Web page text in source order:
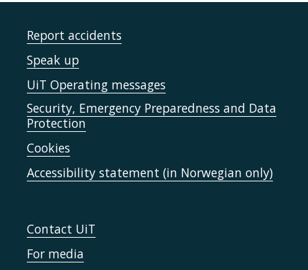
Report accidents
Speak up
UiT Operating messages
Security, Emergency Preparedness and Data
Protection
Cookies
Accessibility statement (in Norwegian only)
Contact UiT
For media